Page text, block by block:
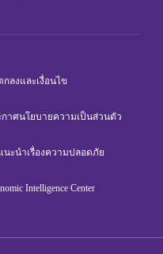
กลงและเงื่อนไข
กาศนโยบายความเป็นส่วนตัว
นะนำเรื่องความปลอดภัย
Intelligence Center